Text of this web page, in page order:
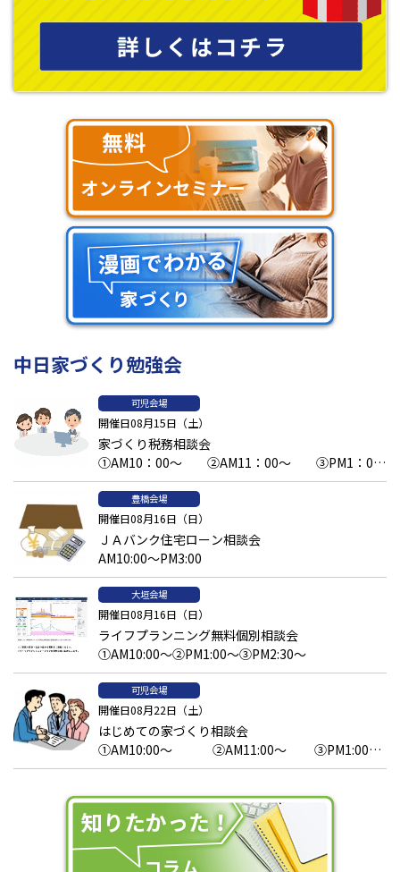
中日家づくり勉強会
可児会場
開催日08月15日（土）
家づくり税務相談会
①AM10：00～ ②AM11：00～ ③PM1：00
～予約済 ④PM2：00～ ⑤PM3：00～
豊橋会場
開催日08月16日（日）
ＪＡバンク住宅ローン相談会
AM10:00～PM3:00
大垣会場
開催日08月16日（日）
ライフプランニング無料個別相談会
①AM10:00～②PM1:00～③PM2:30～
可児会場
開催日08月22日（土）
はじめての家づくり相談会
①AM10:00～ ②AM11:00～ ③PM1:00
～ ④PM2:00～ ⑤PM3:00～